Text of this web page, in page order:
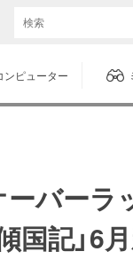
ンピューター
ーバーラ
記」6